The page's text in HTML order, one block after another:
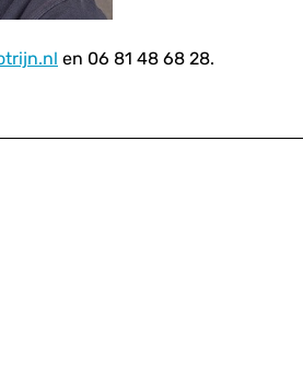
en 06 81 48 68 28.